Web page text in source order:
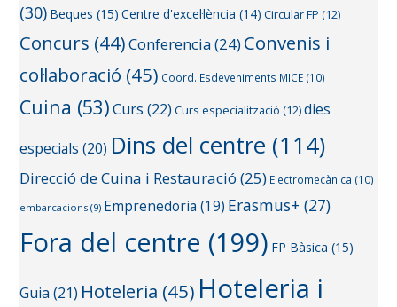
(30) Beques (15) Centre d'excel·lència (14) Circular FP (12)
Concurs (44)Conferencia(24) Convenis i
col·laboració (45) Coord. Esdeveniments MICE (10)
Cuina (53) Curs (22) Curs especialització (12)dies
especials (20) Dins del centre (114)
Direcció de Cuina i Restauració (25) Electromecànica (10)
embarcacions (9) Emprenedoria (19) Erasmus+ (27)
Fora del centre (199) FP Bàsica (15)
Guia (21) Hoteleria (45) Hoteleria i